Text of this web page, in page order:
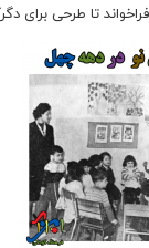
تا طرحی برای